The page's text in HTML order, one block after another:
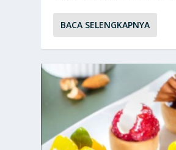
BACA SELENGKAPNYA